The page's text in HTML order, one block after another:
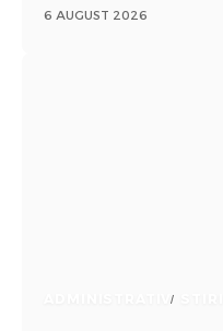
6 AUGUST 2026
ADMINISTRATIV